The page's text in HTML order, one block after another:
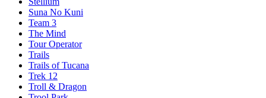
Suna No Kuni
Team 3
The Mind
Tour Operator
Trails
Trails of Tucana
Trek 12
Troll & Dragon